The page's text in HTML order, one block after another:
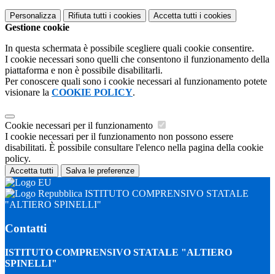
Personalizza Rifiuta tutti i cookies Accetta tutti i cookies
Gestione cookie
In questa schermata è possibile scegliere quali cookie consentire.
I cookie necessari sono quelli che consentono il funzionamento della
piattaforma e non è possibile disabilitarli.
Per conoscere quali sono i cookie necessari al funzionamento potete
visionare la COOKIE POLICY.
Cookie necessari per il funzionamento
I cookie necessari per il funzionamento non possono essere
disabilitati. È possibile consultare l'elenco nella pagina della cookie
policy.
Accetta tutti Salva le preferenze
ISTITUTO COMPRENSIVO STATALE
"ALTIERO SPINELLI"
Contatti
ISTITUTO COMPRENSIVO STATALE "ALTIERO
SPINELLI"